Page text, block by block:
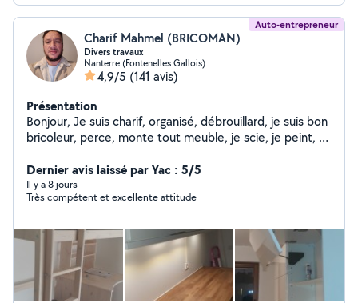
Auto-entrepreneur
Charif Mahmel (BRICOMAN)
Divers travaux
Nanterre (Fontenelles Gallois)
4,9/5 (141 avis)
Présentation
Bonjour, Je suis charif, organisé, débrouillard, je suis bon
bricoleur, perce, monte tout meuble, je scie, je peint, et
(coupe, peint, ajout d'élément...). -montage cuisine -
montage meuble. Tout genre de petit travaux -peinture
générale. Papier peint Pose atoil de verre N'hésiter pas
un vingt_huit cinquante deux vingt_sept
Dernier avis laissé par Yac : 5/5
Il y a 8 jours
Très compétent et excellente attitude